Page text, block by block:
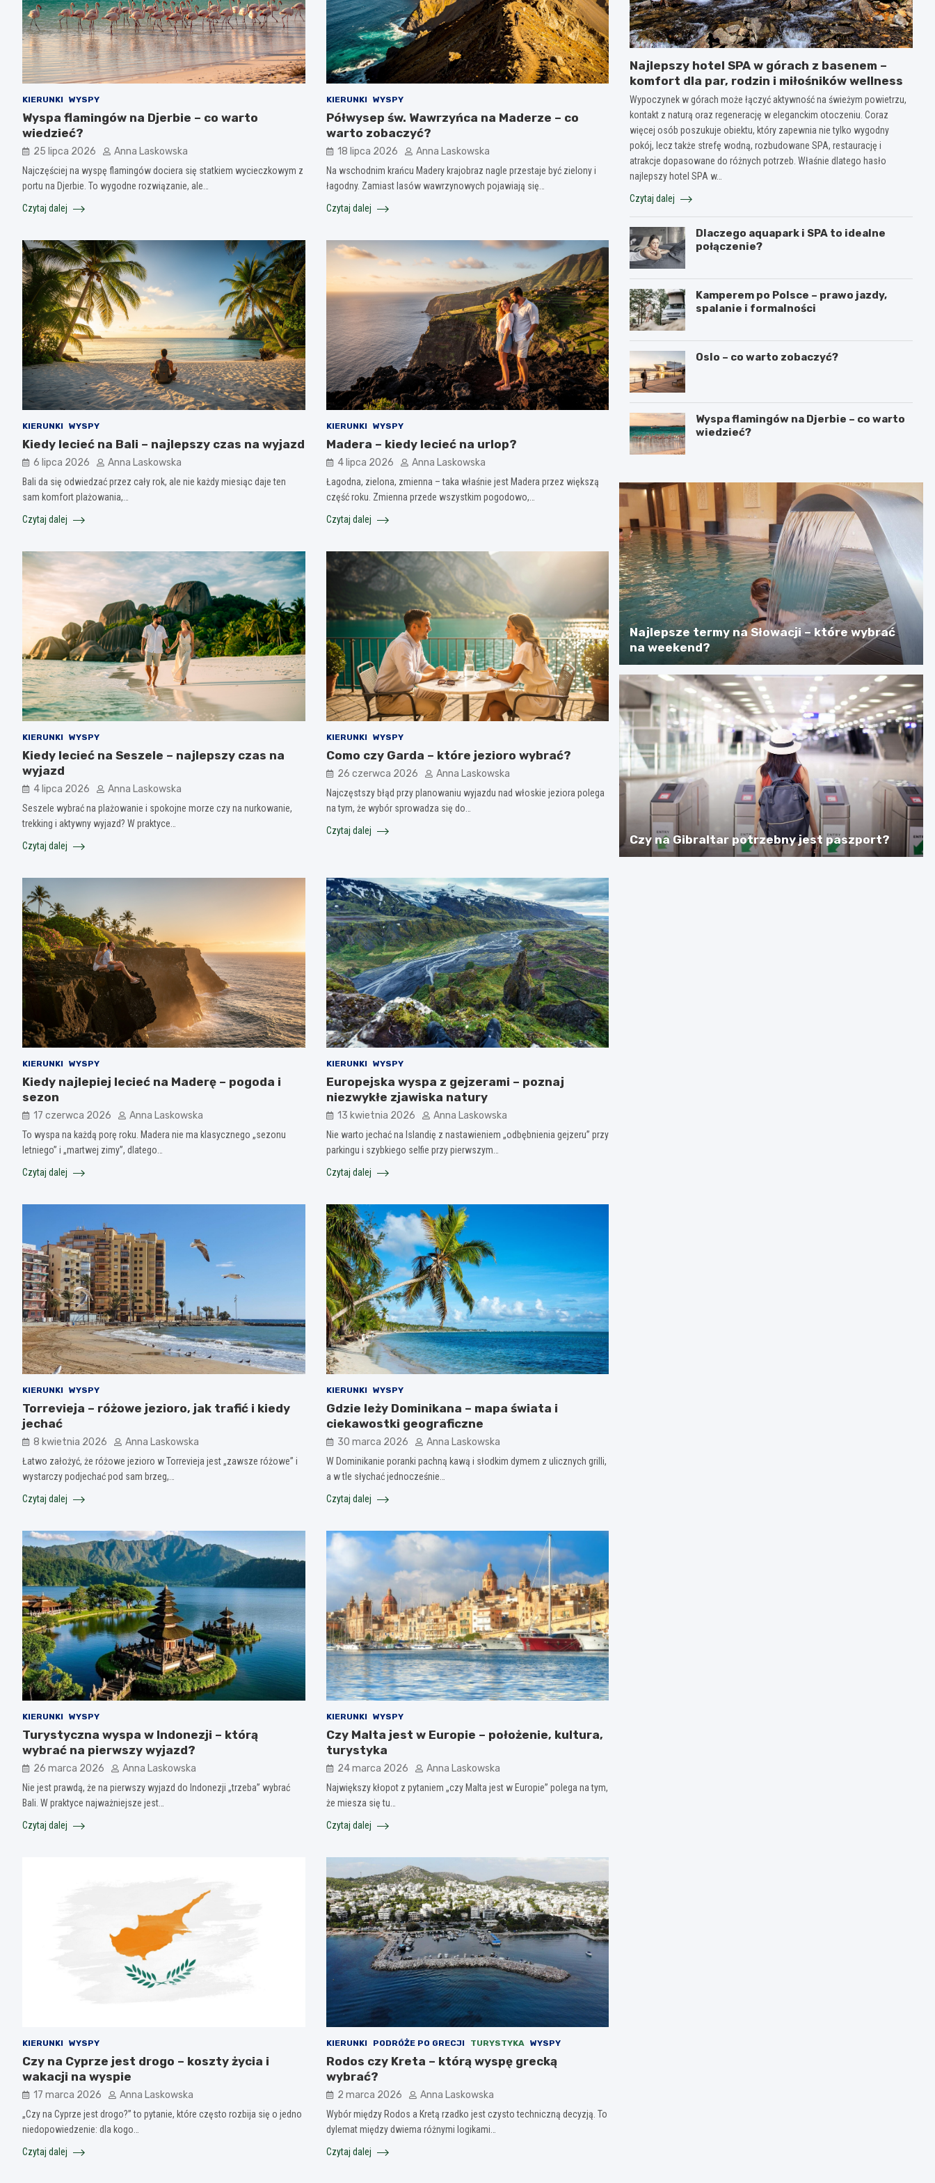
KIERUNKI WYSPY
Wyspa flamingów na Djerbie – co warto
wiedzieć?
25 lipca 2026 Anna Laskowska
Najczęściej na wyspę flamingów dociera się statkiem wycieczkowym z
portu na Djerbie. To wygodne rozwiązanie, ale…
Czytaj dalej
KIERUNKI WYSPY
Półwysep św. Wawrzyńca na Maderze – co
warto zobaczyć?
18 lipca 2026 Anna Laskowska
Na wschodnim krańcu Madery krajobraz nagle przestaje być zielony i
łagodny. Zamiast lasów wawrzynowych pojawiają się…
Czytaj dalej
KIERUNKI WYSPY
Kiedy lecieć na Bali – najlepszy czas na wyjazd
6 lipca 2026 Anna Laskowska
Bali da się odwiedzać przez cały rok, ale nie każdy miesiąc daje ten
sam komfort plażowania,…
Czytaj dalej
KIERUNKI WYSPY
Madera – kiedy lecieć na urlop?
4 lipca 2026 Anna Laskowska
Łagodna, zielona, zmienna – taka właśnie jest Madera przez większą
część roku. Zmienna przede wszystkim pogodowo,…
Czytaj dalej
KIERUNKI WYSPY
Kiedy lecieć na Seszele – najlepszy czas na
wyjazd
4 lipca 2026 Anna Laskowska
Seszele wybrać na plażowanie i spokojne morze czy na nurkowanie,
trekking i aktywny wyjazd? W praktyce…
Czytaj dalej
KIERUNKI WYSPY
Como czy Garda – które jezioro wybrać?
26 czerwca 2026 Anna Laskowska
Najczęstszy błąd przy planowaniu wyjazdu nad włoskie jeziora polega
na tym, że wybór sprowadza się do…
Czytaj dalej
KIERUNKI WYSPY
Kiedy najlepiej lecieć na Maderę – pogoda i
sezon
17 czerwca 2026 Anna Laskowska
To wyspa na każdą porę roku. Madera nie ma klasycznego „sezonu
letniego” i „martwej zimy”, dlatego…
Czytaj dalej
KIERUNKI WYSPY
Europejska wyspa z gejzerami – poznaj
niezwykłe zjawiska natury
13 kwietnia 2026 Anna Laskowska
Nie warto jechać na Islandię z nastawieniem „odbębnienia gejzeru” przy
parkingu i szybkiego selfie przy pierwszym…
Czytaj dalej
KIERUNKI WYSPY
Torrevieja – różowe jezioro, jak trafić i kiedy
jechać
8 kwietnia 2026 Anna Laskowska
Łatwo założyć, że różowe jezioro w Torrevieja jest „zawsze różowe” i
wystarczy podjechać pod sam brzeg,…
Czytaj dalej
KIERUNKI WYSPY
Gdzie leży Dominikana – mapa świata i
ciekawostki geograficzne
30 marca 2026 Anna Laskowska
W Dominikanie poranki pachną kawą i słodkim dymem z ulicznych grilli,
a w tle słychać jednocześnie…
Czytaj dalej
KIERUNKI WYSPY
Turystyczna wyspa w Indonezji – którą
wybrać na pierwszy wyjazd?
26 marca 2026 Anna Laskowska
Nie jest prawdą, że na pierwszy wyjazd do Indonezji „trzeba” wybrać
Bali. W praktyce najważniejsze jest…
Czytaj dalej
KIERUNKI WYSPY
Czy Malta jest w Europie – położenie, kultura,
turystyka
24 marca 2026 Anna Laskowska
Największy kłopot z pytaniem „czy Malta jest w Europie” polega na tym,
że miesza się tu…
Czytaj dalej
KIERUNKI WYSPY
Czy na Cyprze jest drogo – koszty życia i
wakacji na wyspie
17 marca 2026 Anna Laskowska
„Czy na Cyprze jest drogo?” to pytanie, które często rozbija się o jedno
niedopowiedzenie: dla kogo…
Czytaj dalej
KIERUNKI PODRÓŻE PO GRECJI TURYSTYKA WYSPY
Rodos czy Kreta – którą wyspę grecką
wybrać?
2 marca 2026 Anna Laskowska
Wybór między Rodos a Kretą rzadko jest czysto techniczną decyzją. To
dylemat między dwiema różnymi logikami…
Czytaj dalej
Najlepszy hotel SPA w górach z basenem –
komfort dla par, rodzin i miłośników wellness
Wypoczynek w górach może łączyć aktywność na świeżym powietrzu,
kontakt z naturą oraz regenerację w eleganckim otoczeniu. Coraz
więcej osób poszukuje obiektu, który zapewnia nie tylko wygodny
pokój, lecz także strefę wodną, rozbudowane SPA, restaurację i
atrakcje dopasowane do różnych potrzeb. Właśnie dlatego hasło
najlepszy hotel SPA w…
Czytaj dalej
Dlaczego aquapark i SPA to idealne
połączenie?
Kamperem po Polsce – prawo jazdy,
spalanie i formalności
Oslo – co warto zobaczyć?
Wyspa flamingów na Djerbie – co warto
wiedzieć?
Najlepsze termy na Słowacji – które wybrać
na weekend?
Czy na Gibraltar potrzebny jest paszport?